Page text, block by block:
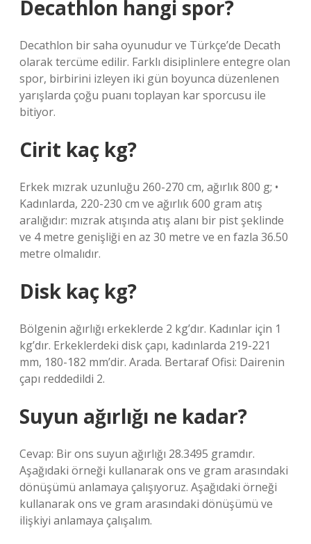
Decathlon hangi spor?
Decathlon bir saha oyunudur ve Türkçe’de Decath
olarak tercüme edilir. Farklı disiplinlere entegre olan
spor, birbirini izleyen iki gün boyunca düzenlenen
yarışlarda çoğu puanı toplayan kar sporcusu ile
bitiyor.
Cirit kaç kg?
Erkek mızrak uzunluğu 260-270 cm, ağırlık 800 g; •
Kadınlarda, 220-230 cm ve ağırlık 600 gram atış
aralığıdır: mızrak atışında atış alanı bir pist şeklinde
ve 4 metre genişliği en az 30 metre ve en fazla 36.50
metre olmalıdır.
Disk kaç kg?
Bölgenin ağırlığı erkeklerde 2 kg’dır. Kadınlar için 1
kg’dır. Erkeklerdeki disk çapı, kadınlarda 219-221
mm, 180-182 mm’dir. Arada. Bertaraf Ofisi: Dairenin
çapı reddedildi 2.
Suyun ağırlığı ne kadar?
Cevap: Bir ons suyun ağırlığı 28.3495 gramdır.
Aşağıdaki örneği kullanarak ons ​​ve gram arasındaki
dönüşümü anlamaya çalışıyoruz. Aşağıdaki örneği
kullanarak ons ​​ve gram arasındaki dönüşümü ve
ilişkiyi anlamaya çalışalım.